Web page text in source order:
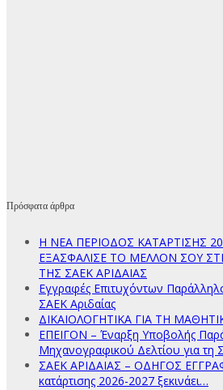
Πρόσφατα άρθρα
Η ΝΕΑ ΠΕΡΙΟΔΟΣ ΚΑΤΑΡΤΙΣΗΣ
ΕΞΑΣΦΑΛΙΣΕ ΤΟ ΜΕΛΛΟΝ ΣΟΥ
ΤΗΣ ΣΑΕΚ ΑΡΙΔΑΙΑΣ
Εγγραφές Επιτυχόντων
ΣΑΕΚ Αριδαίας
ΔΙΚΑΙΟΛΟΓΗΤΙΚΑ ΓΙΑ ΤΗ
ΕΠΕΙΓΟΝ – Έναρξη Υποβολής
Μηχανογραφικού Δελτίου για τη
ΣΑΕΚ ΑΡΙΔΑΙΑΣ – ΟΔΗΓΟΣ
κατάρτισης 2026-2027 ξεκινάει…